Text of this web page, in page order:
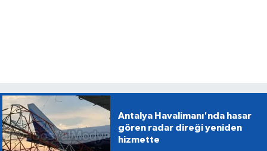
Antalya Havalimanı'nda hasar
gören radar direği yeniden
hizmette